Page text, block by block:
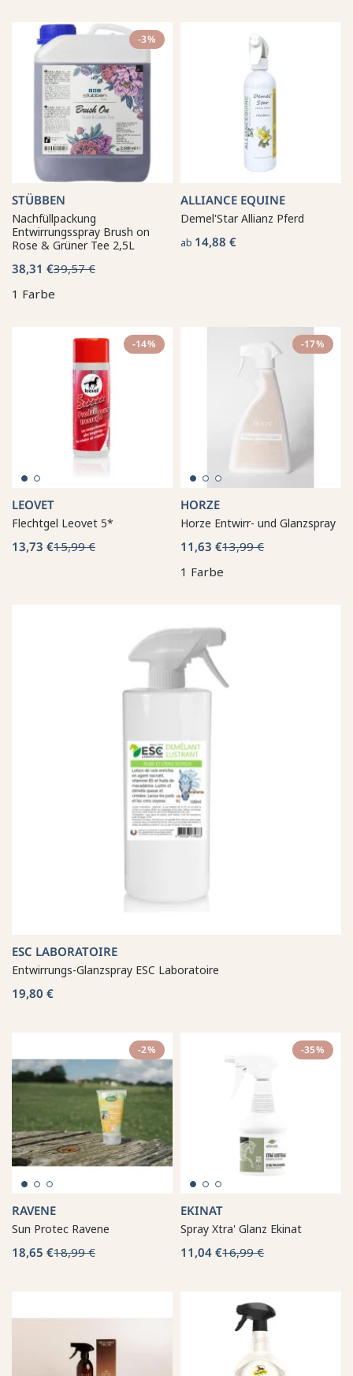
-3%
STÜBBEN
Nachfüllpackung
Entwirrungsspray Brush on
Rose & Grüner Tee 2,5L
38,31 €39,57 €
1 Farbe
ALLIANCE EQUINE
Demel'Star Allianz Pferd
ab 14,88 €
-14%
LEOVET
Flechtgel Leovet 5*
13,73 €15,99 €
-17%
HORZE
Horze Entwirr- und Glanzspray
11,63 €13,99 €
1 Farbe
ESC LABORATOIRE
Entwirrungs-Glanzspray ESC Laboratoire
19,80 €
-2%
RAVENE
Sun Protec Ravene
18,65 €18,99 €
-35%
EKINAT
Spray Xtra' Glanz Ekinat
11,04 €16,99 €